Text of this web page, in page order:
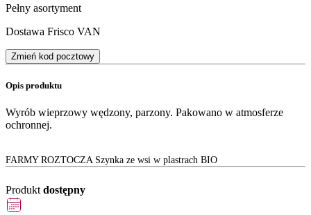
Pełny asortyment
Dostawa Frisco VAN
Zmień kod pocztowy
Opis produktu
Wyrób wieprzowy wędzony, parzony. Pakowano w atmosferze
ochronnej.
FARMY ROZTOCZA Szynka ze wsi w plastrach BIO
Produkt dostępny